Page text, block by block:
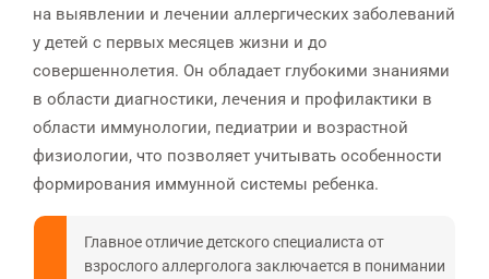
на выявлении и лечении аллергических заболеваний
у детей с первых месяцев жизни и до
совершеннолетия. Он обладает глубокими знаниями
в области диагностики, лечения и профилактики в
области иммунологии, педиатрии и возрастной
физиологии, что позволяет учитывать особенности
формирования иммунной системы ребенка.
Главное отличие детского специалиста от
взрослого аллерголога заключается в понимании